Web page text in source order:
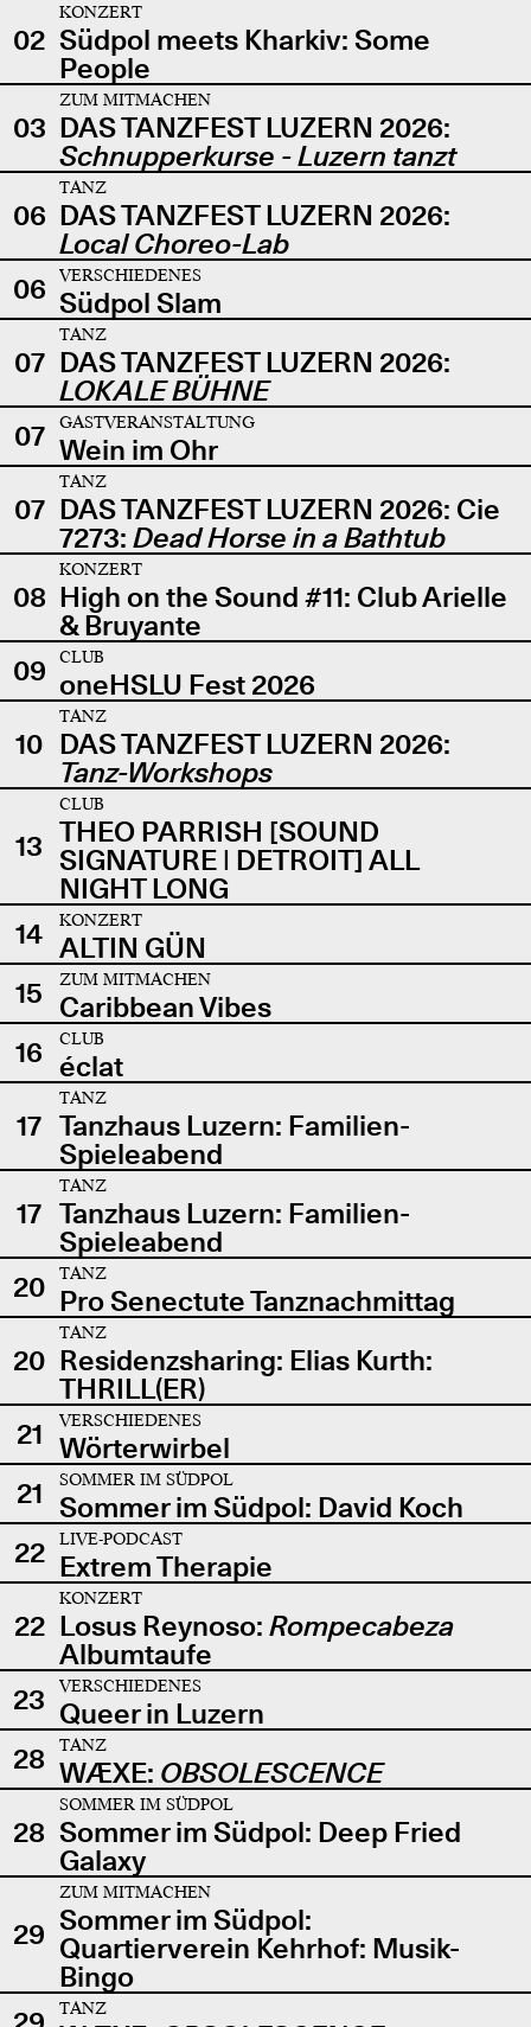
02
KONZERT
Südpol meets Kharkiv: Some
People
03
ZUM MITMACHEN
DAS TANZFEST LUZERN 2026:
Schnupperkurse - Luzern tanzt
06
TANZ
DAS TANZFEST LUZERN 2026:
Local Choreo-Lab
06
VERSCHIEDENES
Südpol Slam
07
TANZ
DAS TANZFEST LUZERN 2026:
LOKALE BÜHNE
07
GASTVERANSTALTUNG
Wein im Ohr
07
TANZ
DAS TANZFEST LUZERN 2026: Cie
7273: Dead Horse in a Bathtub
08
KONZERT
High on the Sound #11: Club Arielle
& Bruyante
09
CLUB
oneHSLU Fest 2026
10
TANZ
DAS TANZFEST LUZERN 2026:
Tanz-Workshops
13
CLUB
THEO PARRISH [SOUND
SIGNATURE | DETROIT] ALL
NIGHT LONG
14
KONZERT
ALTIN GÜN
15
ZUM MITMACHEN
Caribbean Vibes
16
CLUB
éclat
17
TANZ
Tanzhaus Luzern: Familien-
Spieleabend
17
TANZ
Tanzhaus Luzern: Familien-
Spieleabend
20
TANZ
Pro Senectute Tanznachmittag
20
TANZ
Residenzsharing: Elias Kurth:
THRILL(ER)
21
VERSCHIEDENES
Wörterwirbel
21
SOMMER IM SÜDPOL
Sommer im Südpol: David Koch
22
LIVE-PODCAST
Extrem Therapie
22
KONZERT
Losus Reynoso: Rompecabeza
Albumtaufe
23
VERSCHIEDENES
Queer in Luzern
28
TANZ
WÆXE: OBSOLESCENCE
28
SOMMER IM SÜDPOL
Sommer im Südpol: Deep Fried
Galaxy
29
ZUM MITMACHEN
Sommer im Südpol:
Quartierverein Kehrhof: Musik-
Bingo
TANZ